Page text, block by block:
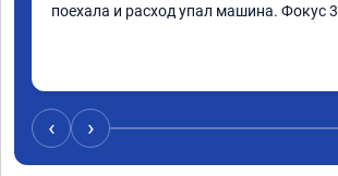
поехала и расход упал машина. Фокус 3
‹ ›